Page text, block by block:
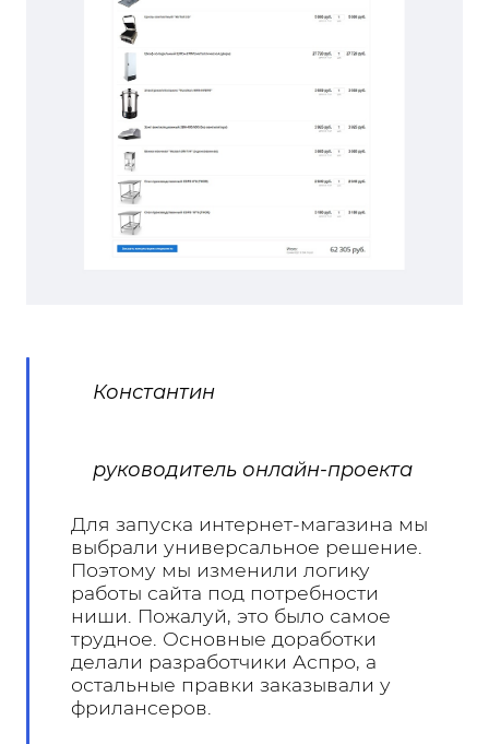
Константин
руководитель онлайн-проекта
Для запуска интернет-магазина мы
выбрали универсальное решение.
Поэтому мы изменили логику
работы сайта под потребности
ниши. Пожалуй, это было самое
трудное. Основные доработки
делали разработчики Аспро, а
остальные правки заказывали у
фрилансеров.